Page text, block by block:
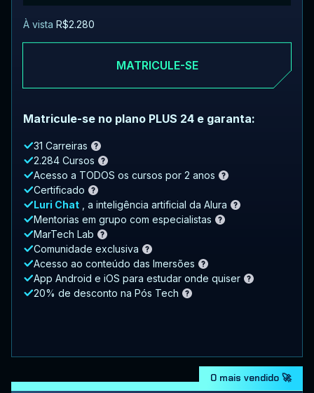
À vista R$2.280
MATRICULE-SE
Matricule-se no plano PLUS 24 e garanta:
31 Carreiras
2.284 Cursos
Acesso a TODOS os cursos por 2 anos
Certificado
Luri Chat
, a inteligência artificial da Alura
Mentorias em grupo com especialistas
MarTech Lab
Comunidade exclusiva
Acesso ao conteúdo das Imersões
App Android e iOS para estudar onde quiser
20% de desconto na Pós Tech
O mais vendido 🚀